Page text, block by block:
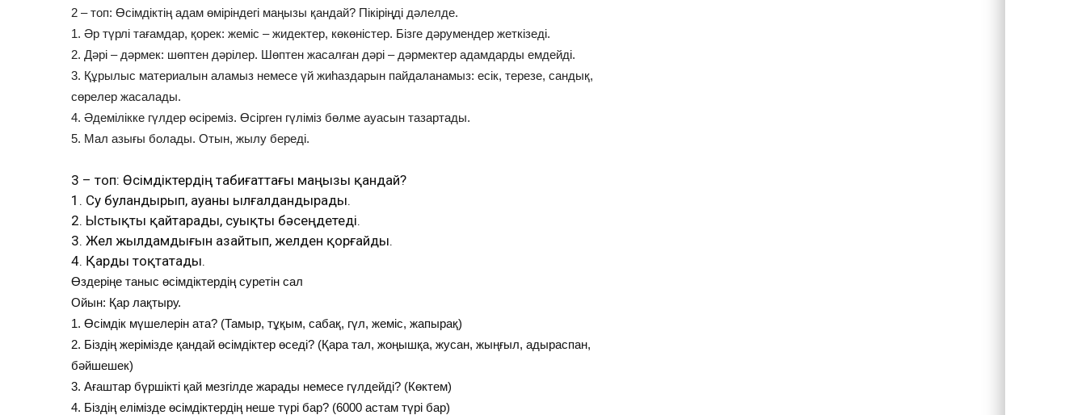
2 – топ: Өсімдіктің адам өміріндегі маңызы қандай? Пікіріңді дәлелде.
1. Әр түрлі тағамдар, қорек: жеміс – жидектер, көкөністер. Бізге дәрумендер жеткізеді.
2. Дәрі – дәрмек: шөптен дәрілер. Шөптен жасалған дәрі – дәрмектер адамдарды емдейді.
3. Құрылыс материалын аламыз немесе үй жиһаздарын пайдаланамыз: есік, терезе, сандық,
сөрелер жасалады.
4. Әдемілікке гүлдер өсіреміз. Өсірген гүліміз бөлме ауасын тазартады.
5. Мал азығы болады. Отын, жылу береді.
3 – топ: Өсімдіктердің табиғаттағы маңызы қандай?
1. Су буландырып, ауаны ылғалдандырады.
2. Ыстықты қайтарады, суықты бәсеңдетеді.
3. Жел жылдамдығын азайтып, желден қорғайды.
4. Қарды тоқтатады.
Өздеріңе таныс өсімдіктердің суретін сал
Ойын: Қар лақтыру.
1. Өсімдік мүшелерін ата? (Тамыр, тұқым, сабақ, гүл, жеміс, жапырақ)
2. Біздің жерімізде қандай өсімдіктер өседі? (Қара тал, жоңышқа, жусан, жыңғыл, адыраспан,
бәйшешек)
3. Ағаштар бүршікті қай мезгілде жарады немесе гүлдейді? (Көктем)
4. Біздің елімізде өсімдіктердің неше түрі бар? (6000 астам түрі бар)